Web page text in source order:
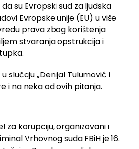
su Evropski sud za ljudska
Evropske unije (EU) u više
prava zbog korištenja
stvaranja opstrukcija i
slučaju „Denijal Tulumović i
i na neka od ovih pitanja.
za korupciju, organizovani i
Vrhovnog suda FBiH je 16.